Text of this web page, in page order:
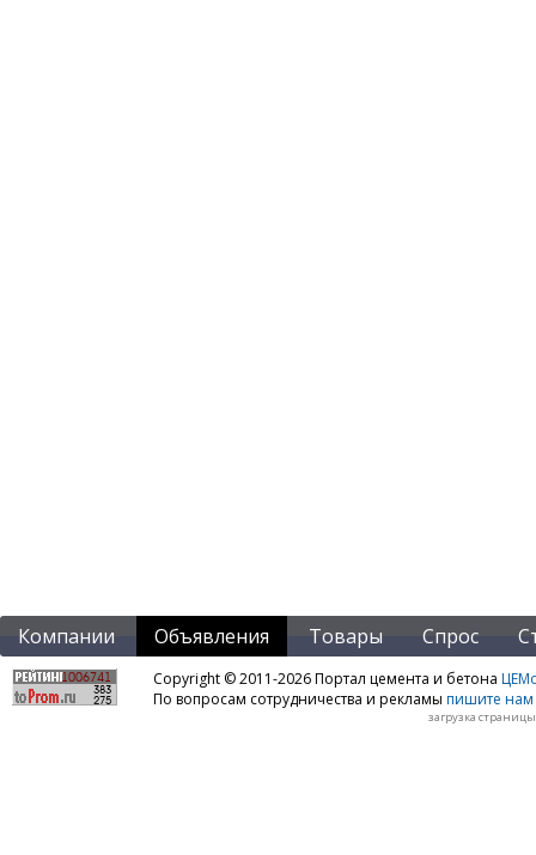
Компании Объявления Товары Спрос
Copyright © 2011-2026 Портал цемента и бетона
По вопросам сотрудничества и рекламы пишите нам
загрузка